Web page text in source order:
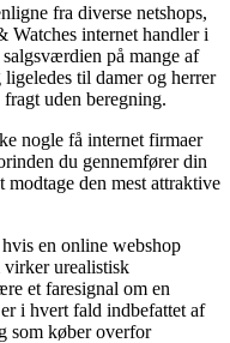
fra diverse netshops,
Watches internet handler i
på mange af
til damer og herrer
uden beregning.
nogle få internet firmaer
du gennemfører din
modtage den mest attraktive
en online webshop
virker urealistisk
et faresignal om en
i hvert fald indbefattet af
som køber overfor